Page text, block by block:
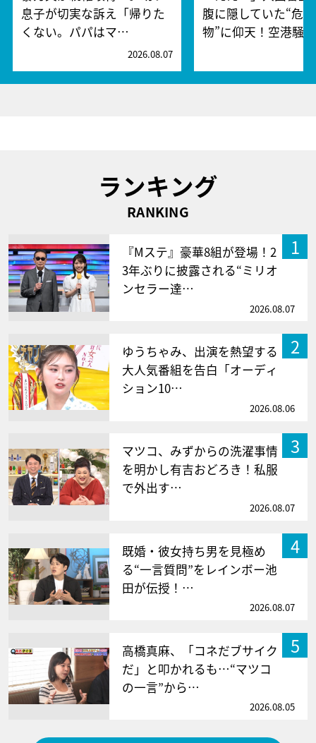
息子が切実な訴え「帰りた
くない。パパはマ…
2026.08.07
腹に隠していた“危
物”に仰天！空港騒
ランキング
RANKING
1
『Mステ』豪華8組が登場！2
3年ぶりに披露される“ミリオ
ンセラー達…
2026.08.07
2
ゆうちゃみ、出演を熱望する
大人気番組を告白「オーディ
ション10…
2026.08.06
3
マツコ、みずからの洗濯事情
を明かし有吉おどろき！私服
で外出す…
2026.08.07
4
既婚・彼女持ち男を見極め
る“一言質問”をレインボー池
田が伝授！…
2026.08.07
5
高橋真麻、「コネだブサイク
だ」と叩かれるも…“マツコ
の一言”から…
2026.08.05